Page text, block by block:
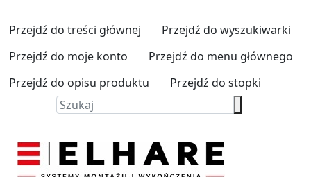
Przejdź do treści głównej
Przejdź do wyszukiwarki
Przejdź do moje konto
Przejdź do menu głównego
Przejdź do opisu produktu
Przejdź do stopki